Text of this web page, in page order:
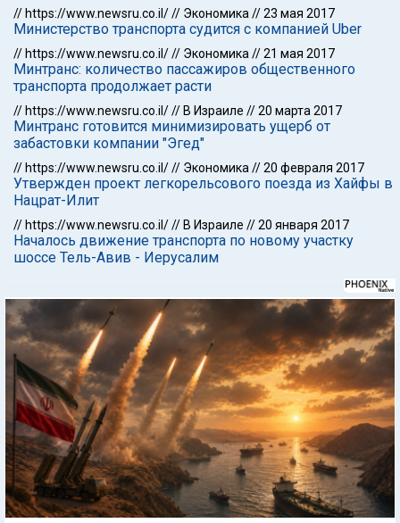
// https://www.newsru.co.il/// Экономика //23 мая 2017
Министерство транспорта судится с компанией Uber
// https://www.newsru.co.il/// Экономика //21 мая 2017
Минтранс: количество пассажиров общественного
транспорта продолжает расти
// https://www.newsru.co.il/// В Израиле //20 марта 2017
Минтранс готовится минимизировать ущерб от
забастовки компании "Эгед"
// https://www.newsru.co.il/// Экономика //20 февраля 2017
Утвержден проект легкорельсового поезда из Хайфы в
Нацрат-Илит
// https://www.newsru.co.il/// В Израиле //20 января 2017
Началось движение транспорта по новому участку
шоссе Тель-Авив - Иерусалим